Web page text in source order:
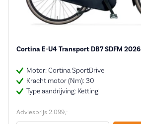
Cortina E-U4 Transport DB7 SDFM 2026
Motor: Cortina SportDrive
Kracht motor (Nm): 30
Type aandrijving: Ketting
Adviesprijs 2.099,-